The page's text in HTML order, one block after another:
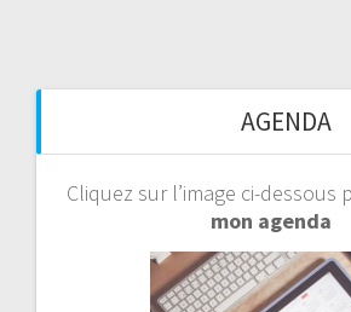
AGENDA
Cliquez sur l’image ci-
mon agenda